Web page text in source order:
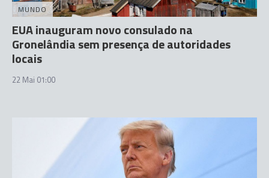
MUNDO
EUA inauguram novo consulado na
Gronelândia sem presença de autoridades
locais
22 Mai 01:00